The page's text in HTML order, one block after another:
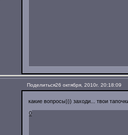
Поделиться26 октября, 2010г. 20:18:09
какие вопросы))) заходи... твои
0